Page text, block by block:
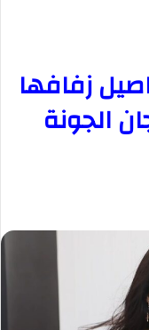
زفافها
الجونة